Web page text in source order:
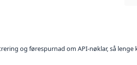
og førespurnad om API-nøklar, så